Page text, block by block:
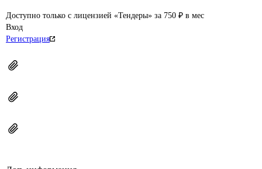
Доступно только с лицензией «Тендеры» за 750 ₽ в мес
Вход
Регистрация